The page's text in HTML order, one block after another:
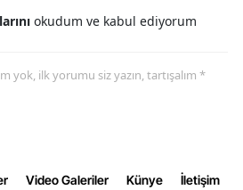
okudum ve kabul ediyorum
yok, ilk yorumu siz yazın, tartışalım *
Video Galeriler Künye İletişim